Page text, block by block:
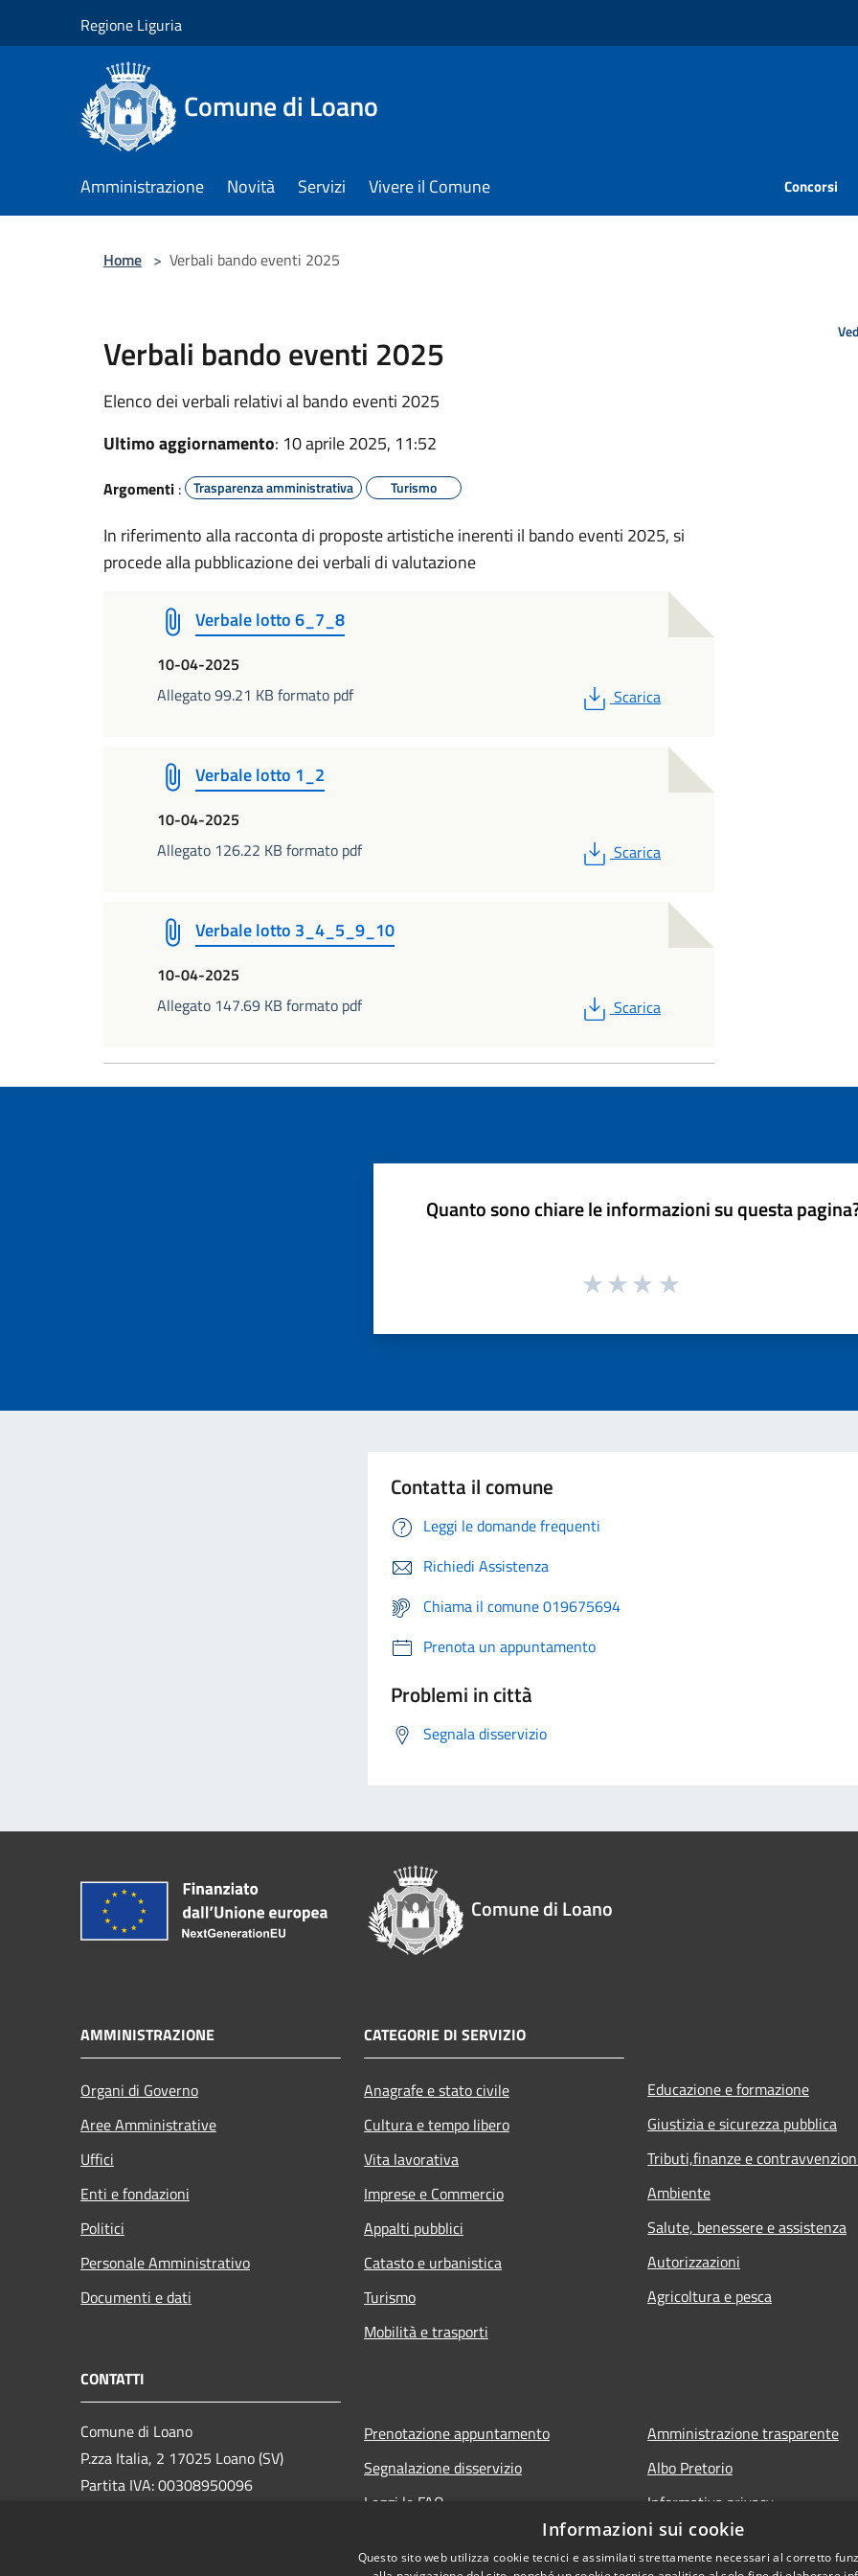
Regione Liguria
Comune di Loano
Amministrazione Novità Servizi Vivere il Comune Concorsi
Home > Verbali bando eventi 2025
Verbali bando eventi 2025
Elenco dei verbali relativi al bando eventi 2025
Ultimo aggiornamento: 10 aprile 2025, 11:52
Argomenti : Trasparenza amministrativa Turismo
In riferimento alla racconta di proposte artistiche inerenti il bando eventi 2025, si
procede alla pubblicazione dei verbali di valutazione
Verbale lotto 6_7_8
10-04-2025
Allegato 99.21 KB formato pdf
PDF
Scarica
Verbale lotto 1_2
10-04-2025
Allegato 126.22 KB formato pdf
PDF
Scarica
Verbale lotto 3_4_5_9_10
10-04-2025
Allegato 147.69 KB formato pdf
PDF
Scarica
Quanto sono chiare le informazioni su questa
Contatta il comune
Leggi le domande frequenti
Richiedi Assistenza
Chiama il comune 019675694
Prenota un appuntamento
Problemi in città
Segnala disservizio
Comune di Loano
AMMINISTRAZIONE
Organi di Governo
Aree Amministrative
Uffici
Enti e fondazioni
Politici
Personale Amministrativo
Documenti e dati
CATEGORIE DI SERVIZIO
Anagrafe e stato civile
Cultura e tempo libero
Vita lavorativa
Imprese e Commercio
Appalti pubblici
Catasto e urbanistica
Turismo
Mobilità e trasporti
Educazione e formazione
Giustizia e sicurezza pubblica
Tributi,finanze e
Ambiente
Salute, benessere e assistenza
Autorizzazioni
Agricoltura e pesca
CONTATTI
Comune di Loano
P.zza Italia, 2 17025 Loano (SV)
Partita IVA: 00308950096
Prenotazione appuntamento
Segnalazione disservizio
Leggi le FAQ
Amministrazione trasparente
Albo Pretorio
Informativa privacy
Note legali
Dichiarazione di accessibilità
Informazioni sui cookie
Questo sito web utilizza cookie tecnici e assimilati strettamente necessari al corretto